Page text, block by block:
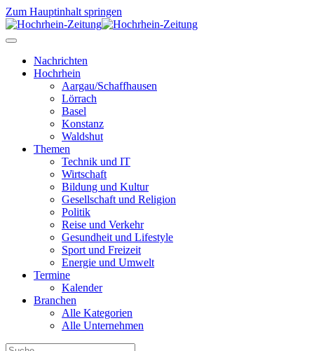
Zum Hauptinhalt springen
Nachrichten
Hochrhein
Aargau/Schaffhausen
Lörrach
Basel
Konstanz
Waldshut
Themen
Technik und IT
Wirtschaft
Bildung und Kultur
Gesellschaft und Religion
Politik
Reise und Verkehr
Gesundheit und Lifestyle
Sport und Freizeit
Energie und Umwelt
Termine
Kalender
Branchen
Alle Kategorien
Alle Unternehmen